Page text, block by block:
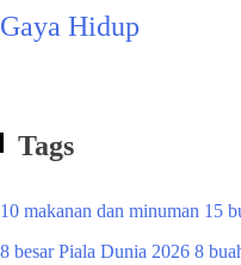
Gaya Hidup
Tags
10 makanan dan minuman 15
8 besar Piala Dunia 2026 8